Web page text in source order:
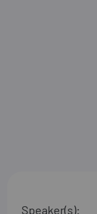
Speaker(s):